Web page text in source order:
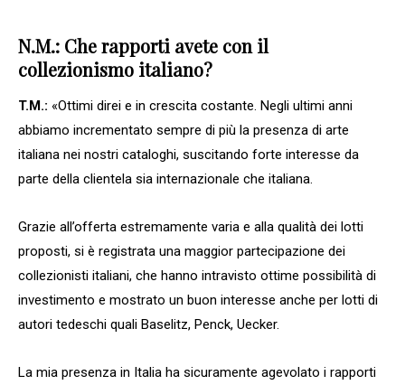
N.M.: Che rapporti avete con il
collezionismo italiano?
T.M.: «Ottimi direi e in crescita costante. Negli ultimi anni
abbiamo incrementato sempre di più la presenza di arte
italiana nei nostri cataloghi, suscitando forte interesse da
parte della clientela sia internazionale che italiana.
Grazie all’offerta estremamente varia e alla qualità dei lotti
proposti, si è registrata una maggior partecipazione dei
collezionisti italiani, che hanno intravisto ottime possibilità di
investimento e mostrato un buon interesse anche per lotti di
autori tedeschi quali Baselitz, Penck, Uecker.
La mia presenza in Italia ha sicuramente agevolato i rapporti